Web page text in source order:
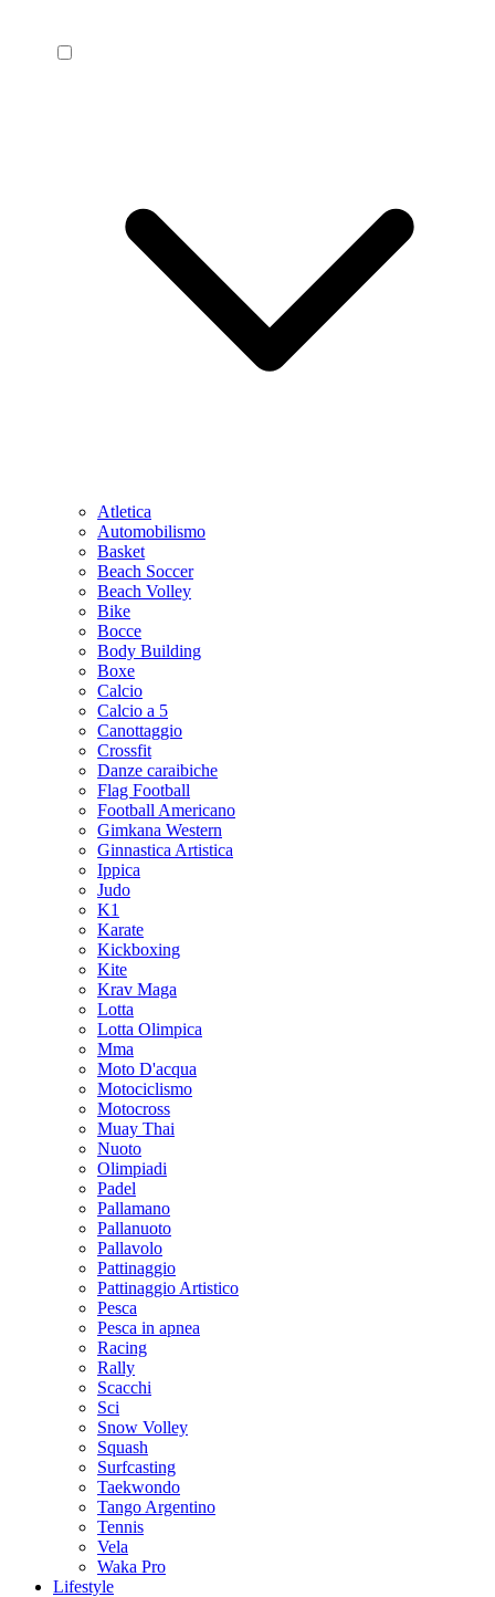
Atletica
Automobilismo
Basket
Beach Soccer
Beach Volley
Bike
Bocce
Body Building
Boxe
Calcio
Calcio a 5
Canottaggio
Crossfit
Danze caraibiche
Flag Football
Football Americano
Gimkana Western
Ginnastica Artistica
Ippica
Judo
K1
Karate
Kickboxing
Kite
Krav Maga
Lotta
Lotta Olimpica
Mma
Moto D'acqua
Motociclismo
Motocross
Muay Thai
Nuoto
Olimpiadi
Padel
Pallamano
Pallanuoto
Pallavolo
Pattinaggio
Pattinaggio Artistico
Pesca
Pesca in apnea
Racing
Rally
Scacchi
Sci
Snow Volley
Squash
Surfcasting
Taekwondo
Tango Argentino
Tennis
Vela
Waka Pro
Lifestyle